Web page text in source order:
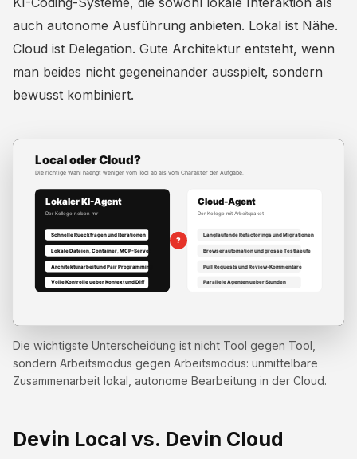
auch autonome Ausführung anbieten. Lokal ist Nähe.
Cloud ist Delegation. Gute Architektur entsteht, wenn
man beides nicht gegeneinander ausspielt, sondern
bewusst kombiniert.
Die wichtigste Unterscheidung ist nicht Tool gegen Tool,
sondern Arbeitsmodus gegen Arbeitsmodus: unmittelbare
Zusammenarbeit lokal, autonome Bearbeitung in der Cloud.
Devin Local vs. Devin Cloud